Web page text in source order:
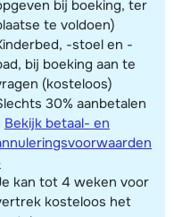
bij boeking, ter
te voldoen)
-stoel en -
bij boeking aan te
(kosteloos)
30% aanbetalen
Bekijk betaal- en
kan tot 4 weken voor
kosteloos het